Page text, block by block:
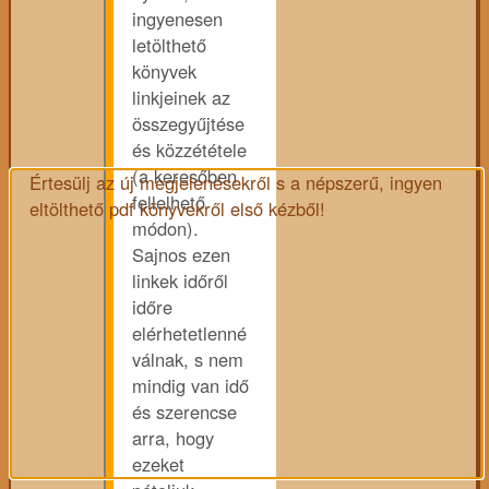
ingyenesen
letölthető
könyvek
linkjeinek az
összegyűjtése
és közzététele
(a keresőben
fellelhető
módon).
Sajnos ezen
linkek időről
időre
elérhetetlenné
válnak, s nem
mindig van idő
és szerencse
arra, hogy
ezeket
Értesülj az új megjelenésekről s a népszerű, ingyen
eltölthető pdf könyvekről első kézből!